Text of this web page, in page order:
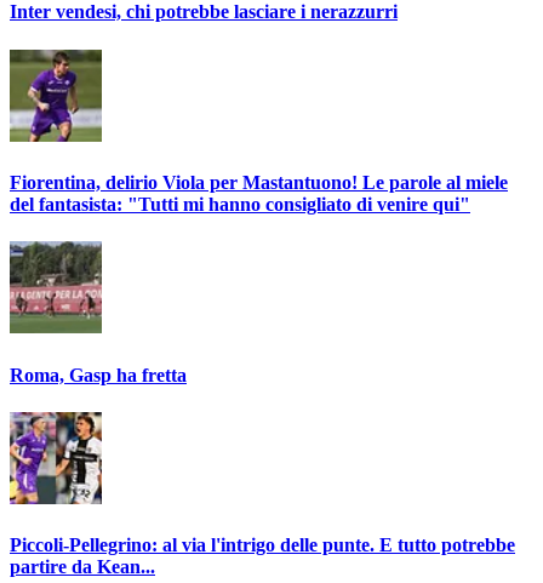
Inter vendesi, chi potrebbe lasciare i nerazzurri
Fiorentina, delirio Viola per Mastantuono! Le parole al miele
del fantasista: "Tutti mi hanno consigliato di venire qui"
Roma, Gasp ha fretta
Piccoli-Pellegrino: al via l'intrigo delle punte. E tutto potrebbe
partire da Kean...